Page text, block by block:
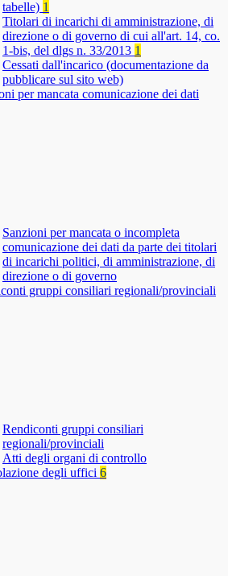
tabelle) 1
Titolari di incarichi di amministrazione, di
direzione o di governo di cui all'art. 14, co.
1-bis, del dlgs n. 33/2013 1
Cessati dall'incarico (documentazione da
pubblicare sul sito web)
per mancata comunicazione dei dati
Sanzioni per mancata o incompleta
comunicazione dei dati da parte dei titolari
di incarichi politici, di amministrazione, di
direzione o di governo
gruppi consiliari regionali/provinciali
Rendiconti gruppi consiliari
regionali/provinciali
Atti degli organi di controllo
degli uffici 6